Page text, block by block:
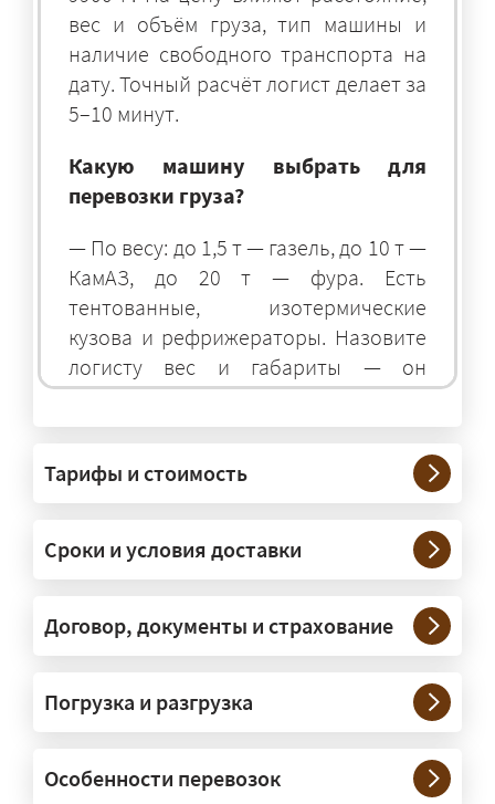
вес и объём груза, тип машины и
наличие свободного транспорта на
дату. Точный расчёт логист делает за
5–10 минут.
Какую машину выбрать для
перевозки груза?
— По весу: до 1,5 т — газель, до 10 т —
КамАЗ, до 20 т — фура. Есть
тентованные, изотермические
кузова и рефрижераторы. Назовите
логисту вес и габариты — он
подберёт оптимальный транспорт.
— Штатно — от 100 кг до 20 тонн.
Мелкие партии едут догрузом,
крупные — отдельной машиной.
Тяжеловесы 30–90 т организуем
через проверенных партнёров.
России?
межгородних перевозках по всей
Тарифы и стоимость
Сроки и условия доставки
Договор, документы и страхование
Погрузка и разгрузка
Особенности перевозок